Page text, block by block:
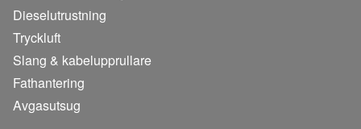
Dieselutrustning
Tryckluft
Slang & kabelupprullare
Fathantering
Avgasutsug